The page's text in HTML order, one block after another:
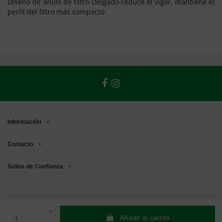
Añadir al carrito
Diseño de anillo de filtro Delgado-reduce el vigor, mantiene el
perfil del filtro más compacto
Información
Contacto
Sellos de Confianza